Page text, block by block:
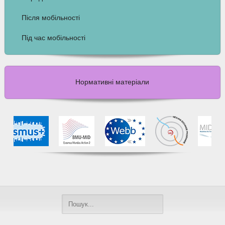
Після мобільності
Під час мобільності
Нормативні матеріали